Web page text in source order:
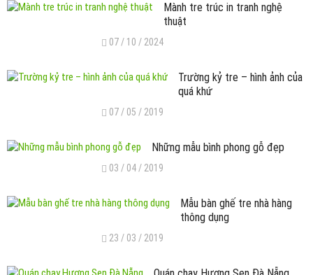
Mành tre trúc in tranh nghệ
thuật
07 / 10 / 2024
Trường kỷ tre – hình ảnh của
quá khứ
07 / 05 / 2019
Những mẫu bình phong gỗ đẹp
03 / 04 / 2019
Mẫu bàn ghế tre nhà hàng
thông dụng
23 / 03 / 2019